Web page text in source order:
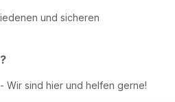
und sicheren
Wir sind hier und helfen gerne!